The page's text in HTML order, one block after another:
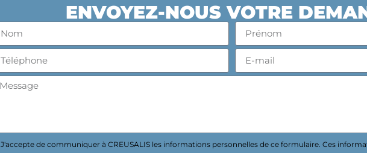
ENVOYEZ-NOUS VOTRE
J'accepte de communiquer à CREUSALIS les informations personnelles de ce formulaire. Ces